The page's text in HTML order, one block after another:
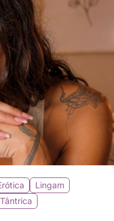
Lingam
Tântrica